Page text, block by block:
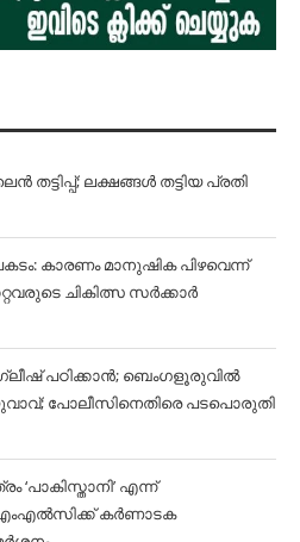
ലക്ഷങ്ങള്‍ തട്ടിയ പ്രതി
കാരണം മാനുഷിക പിഴവെന്ന്
ചികിത്സ സര്‍ക്കാര്‍
പഠിക്കാൻ; ബെംഗളൂരുവില്‍
യുവാവ്; പോലീസിനെതിരെ പടപൊരുതി
എന്ന്
എംഎല്‍സിക്ക് കര്‍ണാടക